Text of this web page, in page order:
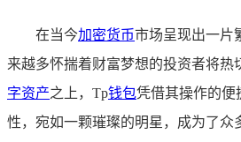
在当今加密货币市场呈现出一片
来越多怀揣着财富梦想的投资者将热
字资产之上，Tp钱包凭借其操作的便
性，宛如一颗璀璨的明星，成为了众